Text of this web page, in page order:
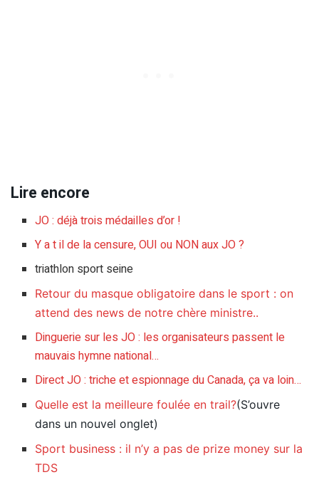
Lire encore
JO : déjà trois médailles d’or !
Y a t il de la censure, OUI ou NON aux JO ?
triathlon sport seine
Retour du masque obligatoire dans le sport : on
attend des news de notre chère ministre..
Dinguerie sur les JO : les organisateurs passent le
mauvais hymne national…
Direct JO : triche et espionnage du Canada, ça va loin…
Quelle est la meilleure foulée en trail?(S’ouvre
dans un nouvel onglet)
Sport business : il n’y a pas de prize money sur la
TDS